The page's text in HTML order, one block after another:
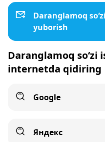
Daranglamoq
yuborish
Daranglamoq
internetda qidiring
Google
Яндекс